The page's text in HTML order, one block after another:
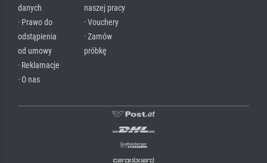
danych
· Prawo do
odstąpienia
od umowy
· Reklamacje
· O nas
naszej pracy
· Vouchery
· Zamów
próbkę